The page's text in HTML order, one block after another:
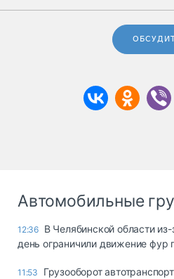
Автомобильные
12:36 В Челябинской области
день ограничили движение фур
11:53
Грузооборот